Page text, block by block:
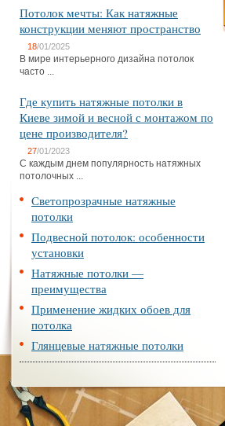
Потолок мечты: Как натяжные
конструкции меняют пространство
18/01/2025
В мире интерьерного дизайна потолок
часто ...
Где купить натяжные потолки в
Киеве зимой и весной с монтажом по
цене производителя?
27/01/2023
С каждым днем популярность натяжных
потолочных ...
Светопрозрачные натяжные
потолки
Подвесной потолок: особенности
установки
Натяжные потолки —
преимущества
Применение жидких обоев для
потолка
Глянцевые натяжные потолки